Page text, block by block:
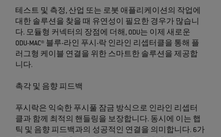
테스트 및 측정, 산업 또는 로봇 애플리케이션의 작업에
대한 솔루션을 찾을 때 유연성이 필요한 경우가 많습니
다. 모듈형 커넥터의 장점에 더해, ODU는 이제 새로운
ODU-MAC® 블루-라인 푸시-락 인라인 리셉터클을 통해 플
러그형 케이블 연결을 위한 스마트한 솔루션을 제공합
니다.
촉각 및 음향 피드백
푸시락은 익숙한 푸시풀 잠금 방식으로 인라인 리셉터
클과 함께 최적의 핸들링을 보장합니다. 동시에 이는 햅
틱 및 음향 피드백과의 성공적인 연결을 의미합니다. 6가